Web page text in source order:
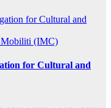
Mobiliti (IMC)
for Cultural and